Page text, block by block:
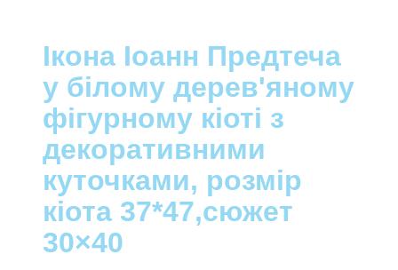
Ікона Іоанн Предтеча
у білому дерев'яному
фігурному кіоті з
декоративними
куточками, розмір
кіота 37*47,сюжет
30×40